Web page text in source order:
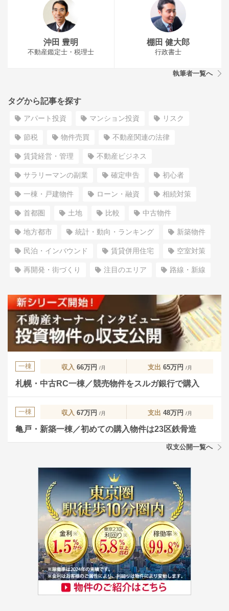
沖田 豊明
不動産鑑定士・税理士
棚田 健大郎
行政書士
執筆者一覧へ
タグから記事を探す
アパート投資 マンション投資 リスク
節税 物件売買 不動産関連の法律
賃貸経営・管理 不動産ビジネス
サラリーマンの副業 確定申告 初心者
一棟・戸建物件 ローン・融資 相続対策
首都圏 土地 比較 中古物件
地方都市 統計・動向・ランキング 新築物件
民泊・インバウンド 賃貸併用住宅 空室対策
再開発・街づくり 注目のエリア 路線・新線
一棟 収入 66万円 /月 支出 65万円 /月
札幌・中古RC一棟／競売物件をスルガ銀行で購入
一棟 収入 67万円 /月 支出 48万円 /月
亀戸・新築一棟／初めての購入物件は23区鉄骨造
収支公開一覧へ